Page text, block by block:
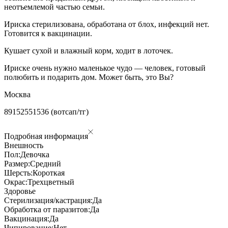
неотъемлемой частью семьи.
Ириска стерилизована, обработана от блох, инфекций нет.
Готовится к вакцинации.
Кушает сухой и влажный корм, ходит в лоточек.
Ириске очень нужно маленькое чудо — человек, готовый
полюбить и подарить дом. Может быть, это Вы?
Москва
89152551536 (вотсап/тг)
Подробная информация
Внешность
Пол:Девочка
Размер:Средний
Шерсть:Короткая
Окрас:Трехцветный
Здоровье
Стерилизация/кастрация:Да
Обработка от паразитов:Да
Вакцинация:Да